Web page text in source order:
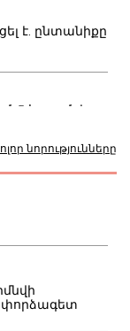
նորությունները
է. ընտանիքը
5 հայ ըմբիշ
կարգելվի